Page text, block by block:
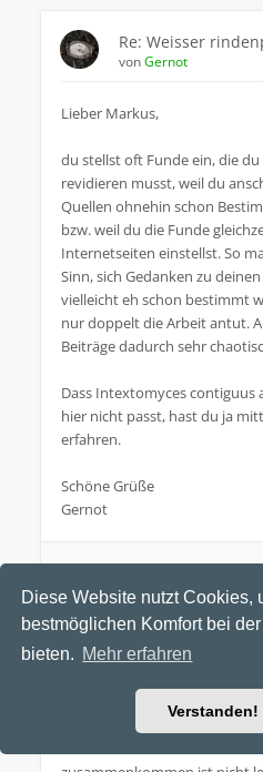
Diese Website nutzt Cookies,
bestmöglichen Komfort bei
bieten. Mehr erfahren
Verstanden!
Re: Weisser
vonGernot
Lieber Markus,
du stellst oft Funde ein, die
revidieren musst, weil du
Quellen ohnehin schon
bzw. weil du die Funde
Internetseiten einstellst. So
Sinn, sich Gedanken zu
vielleicht eh schon bestimmt
nur doppelt die Arbeit antut.
Beiträge dadurch sehr
Dass Intextomyces contiguus
hier nicht passt, hast du ja
erfahren.
Schöne Grüße
Gernot
Re: Weisser
Das Problem für mich dabei